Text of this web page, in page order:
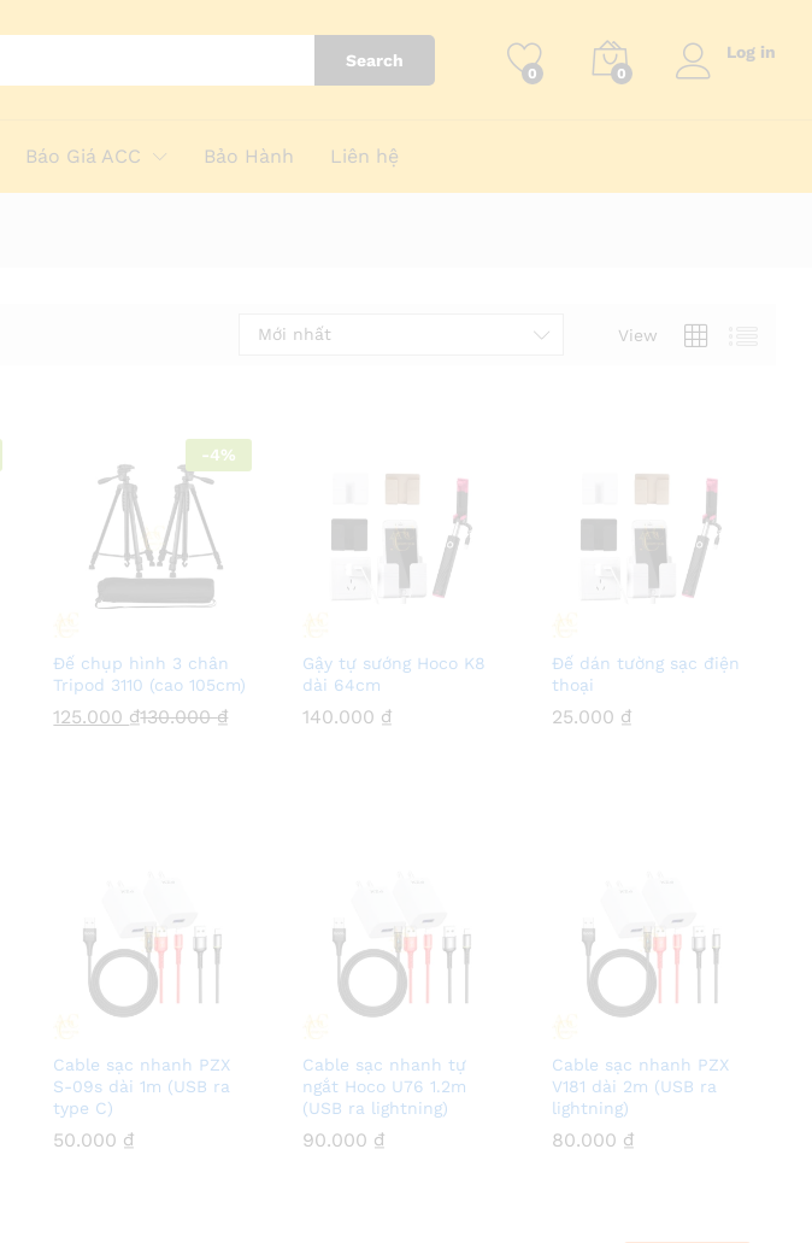
Search
0 0
Log in
Báo Giá ACC Bảo Hành Liên hệ
View
Mới nhất
-4%
Đế chụp hình 3 chân
Tripod 3110 (cao 105cm)
125.000 ₫130.000₫
125.000 ₫130.000₫
Gậy tự sướng Hoco K8
dài 64cm
140.000 ₫
140.000 ₫
Đế dán tường sạc điện
thoại
25.000 ₫
25.000 ₫
Cable sạc nhanh PZX
S-09s dài 1m (USB ra
type C)
50.000 ₫
50.000 ₫
Cable sạc nhanh tự
ngắt Hoco U76 1.2m
(USB ra lightning)
90.000 ₫
90.000 ₫
Cable sạc nhanh PZX
V181 dài 2m (USB ra
lightning)
80.000 ₫
80.000 ₫